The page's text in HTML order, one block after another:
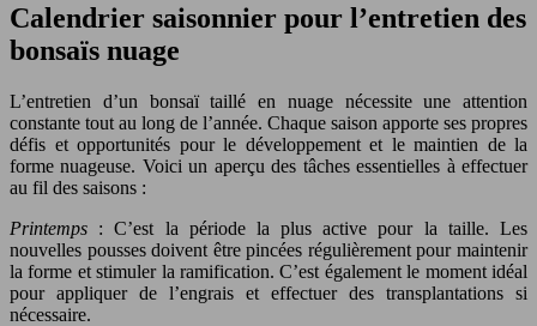
Calendrier saisonnier pour l’entretien des
bonsaïs nuage
L’entretien d’un bonsaï taillé en nuage nécessite une attention
constante tout au long de l’année. Chaque saison apporte ses propres
défis et opportunités pour le développement et le maintien de la
forme nuageuse. Voici un aperçu des tâches essentielles à effectuer
au fil des saisons :
Printemps : C’est la période la plus active pour la taille. Les
nouvelles pousses doivent être pincées régulièrement pour maintenir
la forme et stimuler la ramification. C’est également le moment idéal
pour appliquer de l’engrais et effectuer des transplantations si
nécessaire.